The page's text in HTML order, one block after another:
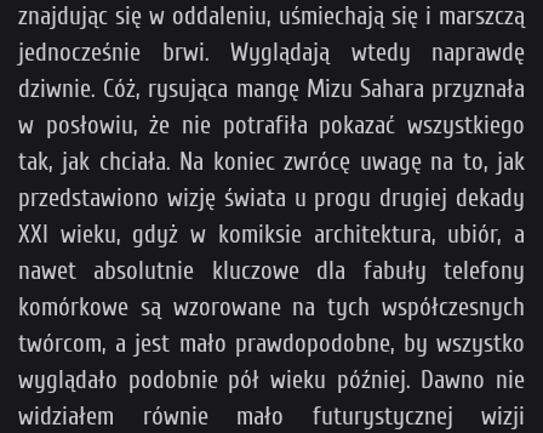
znajdując się w oddaleniu, uśmiechają się i marszczą
jednocześnie brwi. Wyglądają wtedy naprawdę
dziwnie. Cóż, rysująca mangę Mizu Sahara przyznała
w posłowiu, że nie potrafiła pokazać wszystkiego
tak, jak chciała. Na koniec zwrócę uwagę na to, jak
przedstawiono wizję świata u progu drugiej dekady
XXI wieku, gdyż w komiksie architektura, ubiór, a
nawet absolutnie kluczowe dla fabuły telefony
komórkowe są wzorowane na tych współczesnych
twórcom, a jest mało prawdopodobne, by wszystko
wyglądało podobnie pół wieku później. Dawno nie
widziałem równie mało futurystycznej wizji